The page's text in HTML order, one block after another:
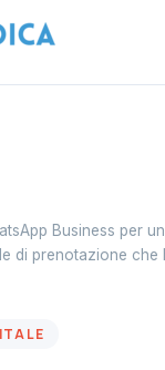
Business per
di prenotazione che